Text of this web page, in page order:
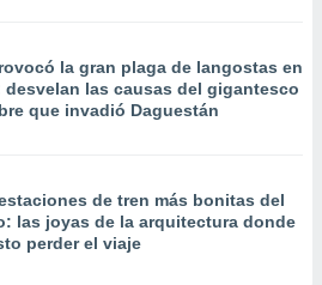
la gran plaga de langostas en
desvelan las causas del gigantesco
que invadió Daguestán
de tren más bonitas del
las joyas de la arquitectura donde
perder el viaje